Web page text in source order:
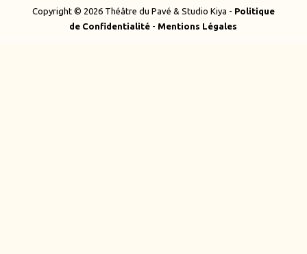
Copyright © 2026 Théâtre du Pavé & Studio Kiya - Politique
de Confidentialité - Mentions Légales